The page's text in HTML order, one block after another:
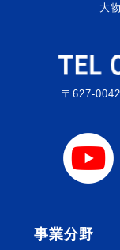
大
〒627-
事業分野